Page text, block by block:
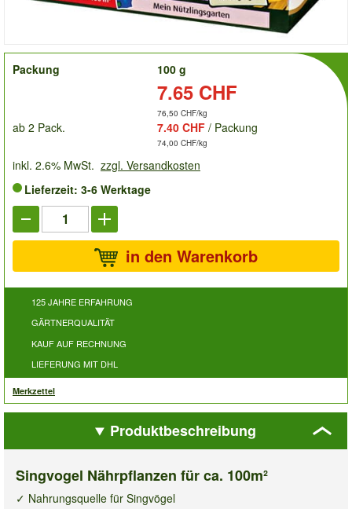
order
Packung
100 g
7.65 CHF
76,50 CHF/kg
ab 2 Pack. 7.40 CHF / Packung
74,00 CHF/kg
inkl. 2.6% MwSt. zzgl. Versandkosten
Lieferzeit: 3-6 Werktage
in den Warenkorb
125 JAHRE ERFAHRUNG
GÄRTNERQUALITÄT
KAUF AUF RECHNUNG
LIEFERUNG MIT DHL
Merkzettel
Produktbeschreibung
Singvogel Nährpflanzen für ca. 100m²
✓ Nahrungsquelle für Singvögel